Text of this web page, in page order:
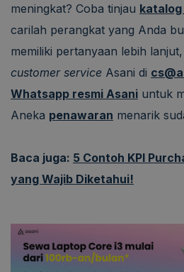
meningkat? Coba tinjau
carilah perangkat yang Anda
memiliki pertanyaan lebih
customer service Asani di
Whatsapp resmi Asani untuk
Aneka penawaran menarik
Baca juga: 5 Contoh KPI
yang Wajib Diketahui!